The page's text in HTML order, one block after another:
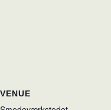
VENUE